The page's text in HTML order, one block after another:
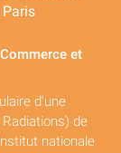
et
d'une
de
nationale